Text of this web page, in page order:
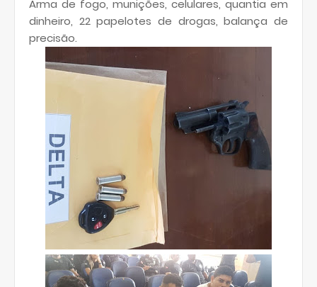
Arma de fogo, munições, celulares, quantia em
dinheiro, 22 papelotes de drogas, balança de
precisão.